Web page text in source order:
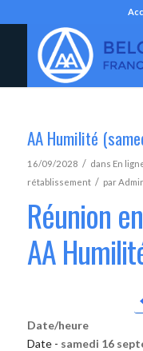
AA Humilité
16/09/2028 / dans En
rétablissement / par
Réunion
AA
Date/heure
Date - samedi 16